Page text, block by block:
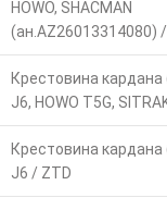
HOWO, SHACMAN
(ан.AZ26013314080)
Крестовина кардана
J6, HOWO T5G,
Крестовина кардана
J6 / ZTD